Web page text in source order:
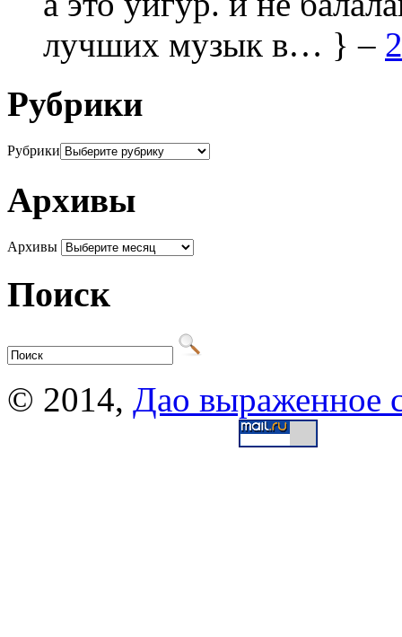
лучших музык в… } –
Рубрики
Рубрики
Архивы
Архивы
Поиск
© 2014, Дао выраженное